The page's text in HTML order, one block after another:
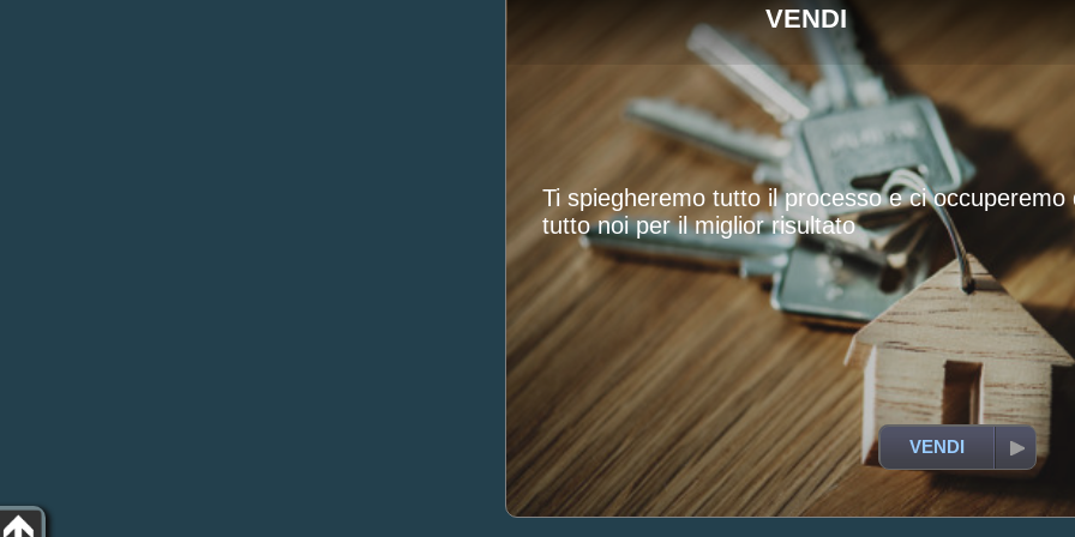
VENDI
Ti spiegheremo tutto il processo e ci occuperemo
tutto noi per il miglior risultato
VENDI